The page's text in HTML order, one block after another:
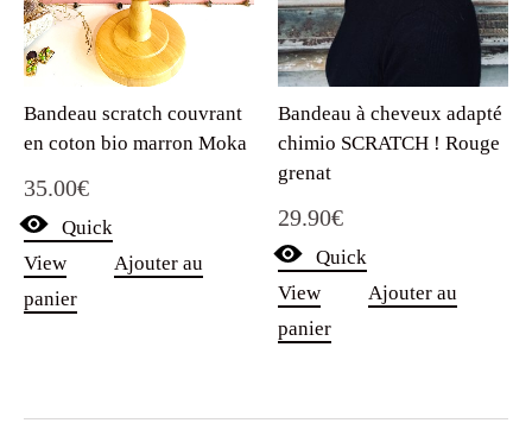
Bandeau scratch couvrant
en coton bio marron Moka
35.00€
Quick
View
Ajouter au
panier
Bandeau à cheveux adapté
chimio SCRATCH ! Rouge
grenat
29.90€
Quick
View
Ajouter au
panier